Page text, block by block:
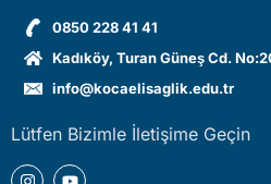
0850 228 41 41
Kadıköy, Turan Güneş Cd.
info@kocaelisaglik.edu.tr
Lütfen Bizimle İletişime Geçin